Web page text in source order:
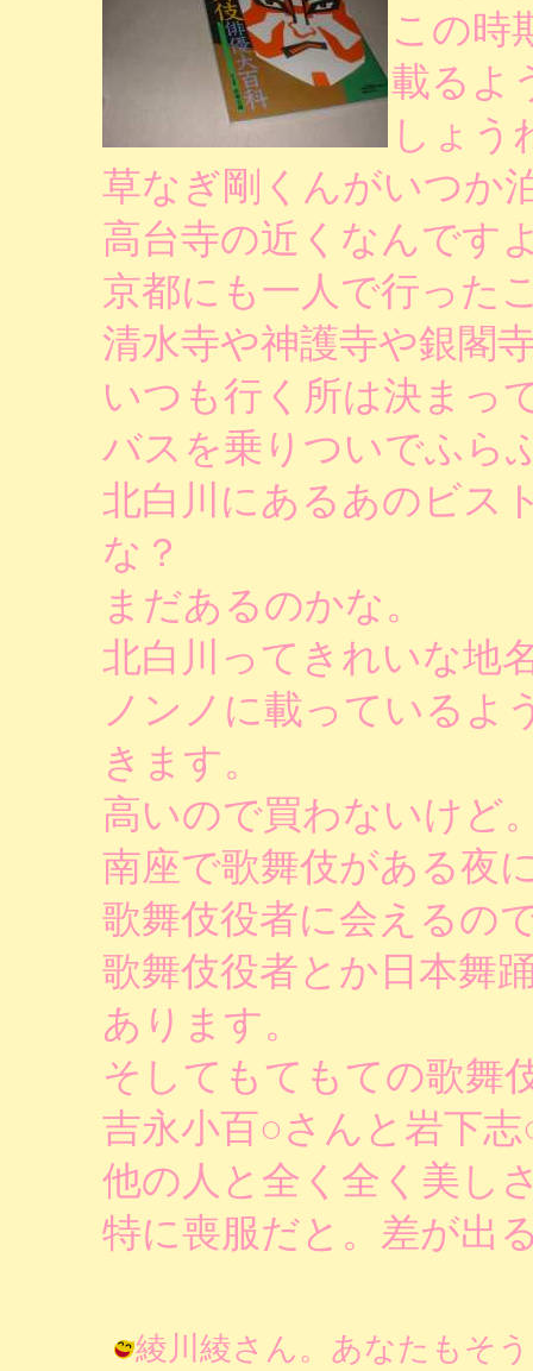
この時
載るよ
しょう
草なぎ剛くんがいつか
高台寺の近くなんです
京都にも一人で行った
清水寺や神護寺や銀閣
いつも行く所は決まっ
バスを乗りついでふら
北白川にあるあのビス
な？
まだあるのかな。
北白川ってきれいな地
ノンノに載っているよ
きます。
高いので買わないけど
南座で歌舞伎がある夜
歌舞伎役者に会えるの
歌舞伎役者とか日本舞
あります。
そしてもてもての歌舞
吉永小百○さんと岩下
他の人と全く全く美し
特に喪服だと。差が出
綾川綾さん。あなたもそ